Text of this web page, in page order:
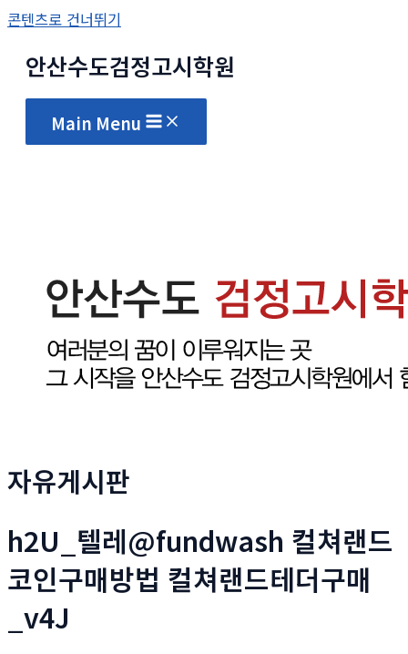
콘텐츠로 건너뛰기
안산수도검정고시학원
Main Menu
자유게시판
h2U_텔레@fundwash 컬쳐랜드
코인구매방법 컬쳐랜드테더구매
_v4J